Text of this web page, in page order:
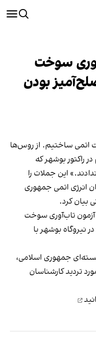
سوخت
بودن
اتمی ساختیم. از روس‌ها
راکتور بوشهر که
این جملات را
انرژی اتمی جمهوری
بیان کرد.
آزمون تاب‌آوری سوخت
بوشهر با
جمهوری اسلامی،
تردید کارشناسان